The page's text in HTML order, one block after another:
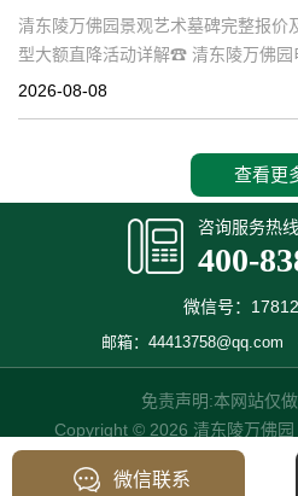
清东陵万佛园景观艺术墓碑完整报价
型大额直降活动详解☎ 清东陵万佛园
838-5063清东陵万佛园，作为中国历
2026-08-08
查看更
咨询服务热线
400-
微信号：
邮箱：44413758@qq.com
免责声明:本网站仅
Copyright © 2026 清东陵万佛
微信联系